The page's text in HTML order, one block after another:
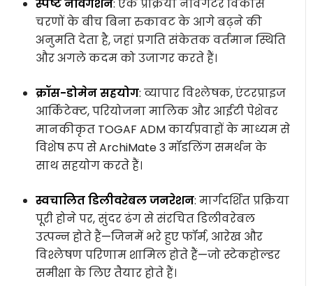
स्पष्ट नेविगेशन: एक प्रक्रिया नेविगेटर विकास
चरणों के बीच बिना रुकावट के आगे बढ़ने की
अनुमति देता है, जहां प्रगति संकेतक वर्तमान स्थिति
और अगले कदम को उजागर करते हैं।
क्रॉस-डोमेन सहयोग: व्यापार विश्लेषक, एंटरप्राइज
आर्किटेक्ट, परियोजना मालिक और आईटी पेशेवर
मानकीकृत TOGAF ADM कार्यप्रवाहों के माध्यम से
विशेष रूप से ArchiMate 3 मॉडलिंग समर्थन के
साथ सहयोग करते हैं।
स्वचालित डिलीवरेबल जनरेशन: मार्गदर्शित प्रक्रिया
पूरी होने पर, सुंदर ढंग से संरचित डिलीवरेबल
उत्पन्न होते हैं—जिनमें भरे हुए फॉर्म, आरेख और
विश्लेषण परिणाम शामिल होते हैं—जो स्टेकहोल्डर
समीक्षा के लिए तैयार होते हैं।